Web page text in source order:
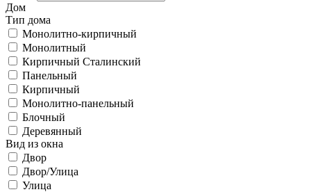
Дом
Тип дома
Монолитно-кирпичный
Монолитный
Кирпичный Сталинский
Панельный
Кирпичный
Монолитно-панельный
Блочный
Деревянный
Вид из окна
Двор
Двор/Улица
Улица